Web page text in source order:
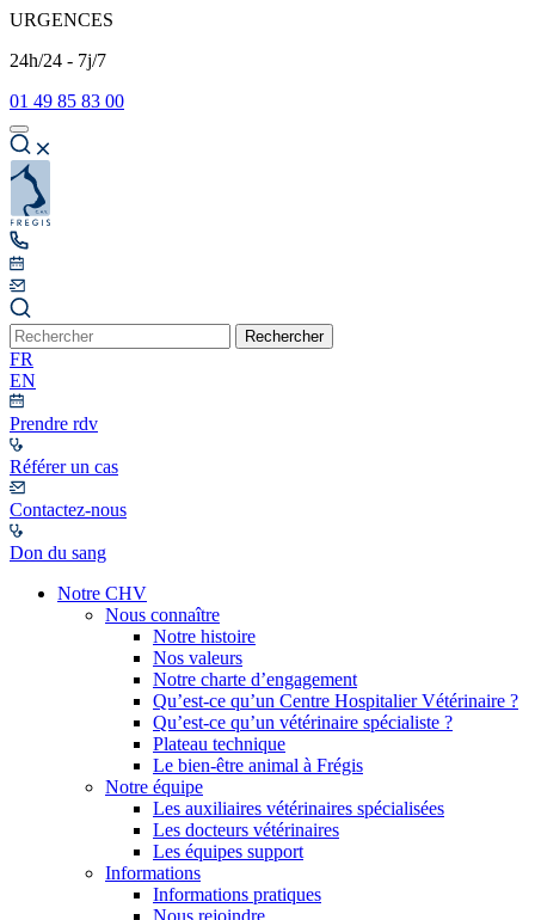
URGENCES
24h/24 - 7j/7
01 49 85 83 00
Rechercher
FR
EN
Prendre rdv
Référer un cas
Contactez-nous
Don du sang
Notre CHV
Nous connaître
Notre histoire
Nos valeurs
Notre charte d’engagement
Qu’est-ce qu’un Centre Hospitalier Vétérinaire ?
Qu’est-ce qu’un vétérinaire spécialiste ?
Plateau technique
Le bien-être animal à Frégis
Notre équipe
Les auxiliaires vétérinaires spécialisées
Les docteurs vétérinaires
Les équipes support
Informations
Informations pratiques
Nous rejoindre